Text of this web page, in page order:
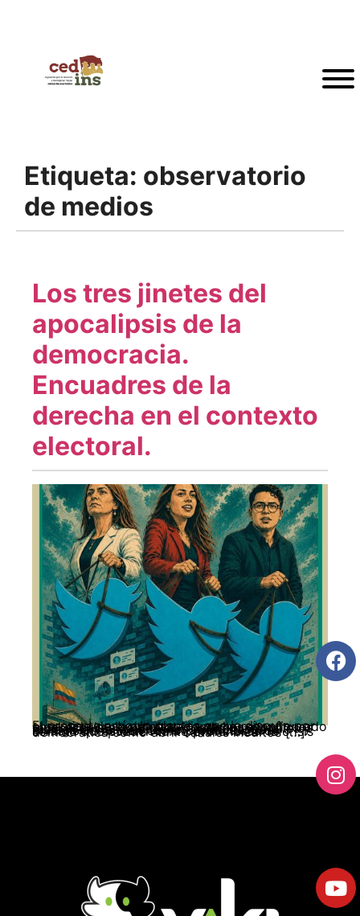
Etiqueta: observatorio
de medios
Los tres jinetes del
apocalipsis de la
democracia.
Encuadres de la
derecha en el contexto
electoral.
El presente artículo plantea que la disputa por el sentido de la democracia se ha reconfigurado en el ecosistema digital, donde los algoritmos favorecen los contenidos confrontacionales y radicalizan las posiciones, dificultando el diálogo entre visiones antagónicas. Los influencers actúan como productores de sentido que pueden tanto profundizar la crisis democrática como abrir canales inéditos […]